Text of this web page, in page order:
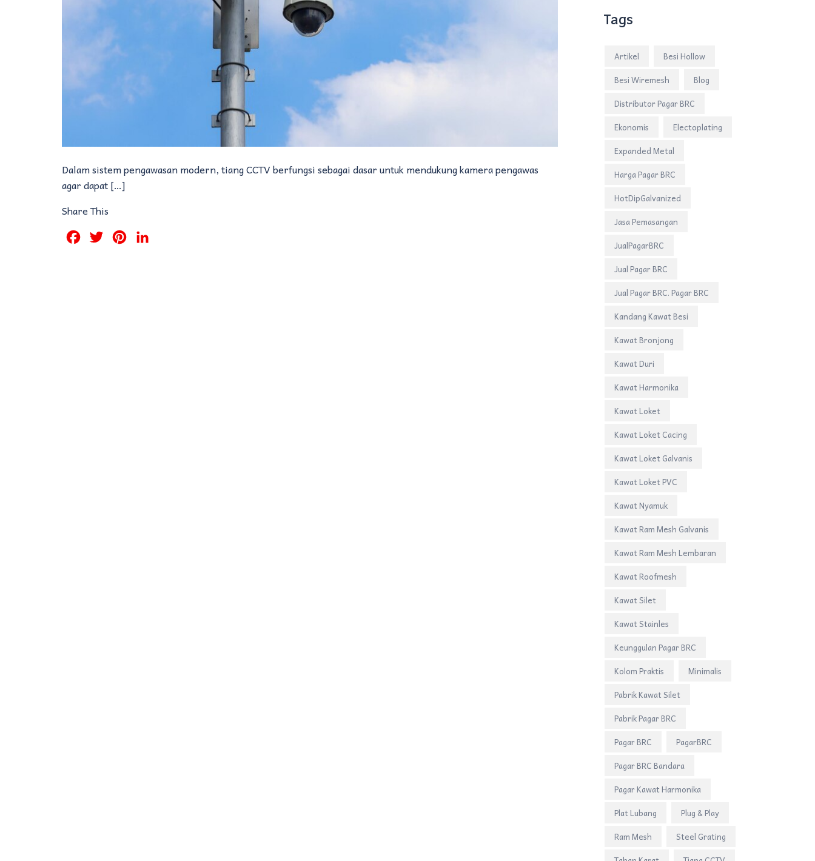
Dalam sistem pengawasan modern, tiang CCTV berfungsi sebagai dasar untuk mendukung kamera pengawas
agar dapat […]
Share This
FacebookTwitterPinterest
Tags
Artikel
Besi Hollow
Besi Wiremesh
Blog
Distributor Pagar BRC
Ekonomis
Electoplating
Expanded Metal
Harga Pagar BRC
HotDipGalvanized
Jasa Pemasangan
JualPagarBRC
Jual Pagar BRC
Jual Pagar BRC. Pagar BRC
Kandang Kawat Besi
Kawat Bronjong
Kawat Duri
Kawat Harmonika
Kawat Loket
Kawat Loket Cacing
Kawat Loket Galvanis
Kawat Loket PVC
Kawat Nyamuk
Kawat Ram Mesh Galvanis
Kawat Ram Mesh Lembaran
Kawat Roofmesh
Kawat Silet
Kawat Stainles
Keunggulan Pagar BRC
Kolom Praktis
Minimalis
Pabrik Kawat Silet
Pabrik Pagar BRC
Pagar BRC
PagarBRC
Pagar BRC Bandara
Pagar Kawat Harmonika
Plat Lubang
Plug & Play
Ram Mesh
Steel Grating